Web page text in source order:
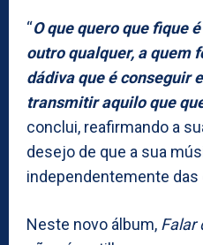
“O que quero que fique
outro qualquer, a quem
dádiva que é conseguir
transmitir aquilo que
conclui, reafirmando a
desejo de que a sua
independentemente
Neste novo álbum, Falar